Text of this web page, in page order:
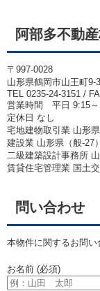
阿部多不動
〒997-0028
山形県鶴岡市山王町9-
TEL 0235-24-3151 /
営業時間 平日 9:15～
定休日 なし
宅地建物取引業 山形
建設業 山形県（般-27
二級建築設計事務所
賃貸住宅管理業 国土
問い合わせ
本物件に関するお問い
お名前 (必須)